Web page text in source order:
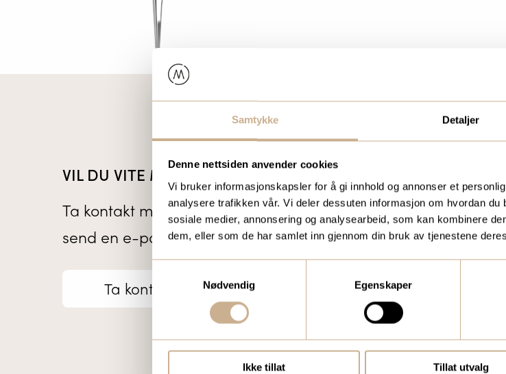
Samtykke Detaljer
Denne nettsiden anvender cookies
Vi bruker informasjonskapsler for å gi innhold og annonser et
analysere trafikken vår. Vi deler dessuten informasjon om hvordan
sosiale medier, annonsering og analysearbeid, som kan kombinere
dem, eller som de har samlet inn gjennom din bruk av tjenestene
Nødvendig
Egenskaper
Ikke tillat Tillat utvalg
VIL DU VITE MER OM VÅRE PRODUKTER?
Ta kontakt med en av våre medarbeidere, eller
send en e-post tilortomedic@ortomedic.no
Ta kontakt
To